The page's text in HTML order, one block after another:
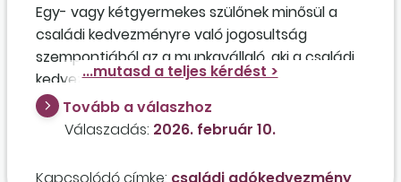
Egy- vagy kétgyermekes szülőnek minősül a
családi kedvezményre való jogosultság
szempontjából az a munkavállaló, aki a családi
kedvezmény nyilatkozatában bejelölt egy
kedvezményezett eltartott és egy eltartott
gyermeket, akiről kiderült, hogy nappali
Jogosult lehet a munkavállaló a havi 80.000
Tovább a válaszhoz
Válaszadás: 2026. február 10.
Kapcsolódó címke: családi adókedvezmény